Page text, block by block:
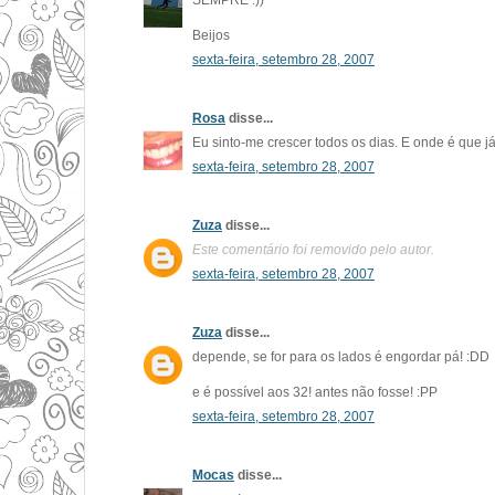
Beijos
sexta-feira, setembro 28, 2007
Rosa disse...
Eu sinto-me crescer todos os dias. E onde é que
sexta-feira, setembro 28, 2007
Zuza disse...
Este comentário foi removido pelo autor.
sexta-feira, setembro 28, 2007
Zuza disse...
depende, se for para os lados é engordar pá! :DD
e é possível aos 32! antes não fosse! :PP
sexta-feira, setembro 28, 2007
Mocas disse...